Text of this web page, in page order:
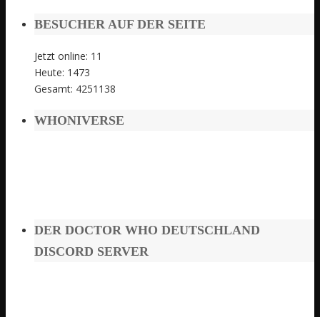
BESUCHER AUF DER SEITE
Jetzt online: 11
Heute: 1473
Gesamt: 4251138
WHONIVERSE
DER DOCTOR WHO DEUTSCHLAND
DISCORD SERVER